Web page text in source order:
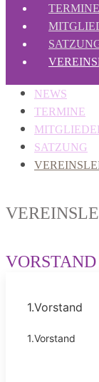
TERMINE
NEWS
TERMINE
SATZUNG
VORSTAND
1.Vorstand
1.Vorstand